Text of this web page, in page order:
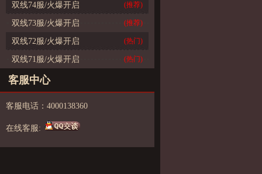
双线74服/火爆开启 (推荐)
双线73服/火爆开启 (推荐)
双线72服/火爆开启 (热门)
双线71服/火爆开启 (热门)
客服中心
客服电话：4000138360
在线客服: